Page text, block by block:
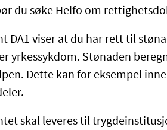
du søke Helfo om
DA1 viser at du har rett til
yrkessykdom. Stønaden
Dette kan for eksempel
skal leveres til